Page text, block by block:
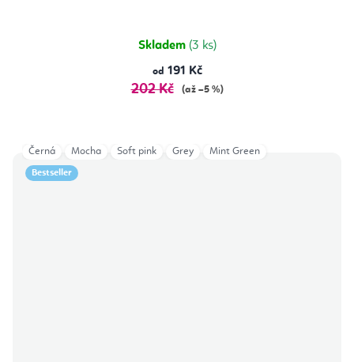
Skladem (3 ks)
od 191 Kč
202 Kč (až –5 %)
Bestseller
Černá Mocha Soft pink Grey Mint Green